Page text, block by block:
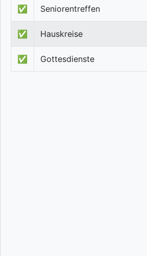
✅ Seniorentreffen
✅ Hauskreise
✅ Gottesdienste